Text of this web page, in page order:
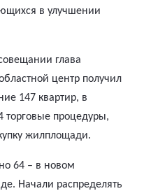
в улучшении
глава
центр получил
147 квартир, в
процедуры,
жилплощади.
64 – в новом
Начали распределять